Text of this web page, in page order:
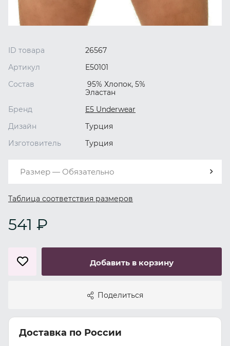
ID товара
26567
Артикул
E50101
Состав
95% Хлопок, 5%
Эластан
Бренд
E5 Underwear
Дизайн
Турция
Изготовитель
Турция
Размер — Обязательно
Таблица соответствия размеров
541 ₽
Добавить в корзину
Поделиться
Доставка по России